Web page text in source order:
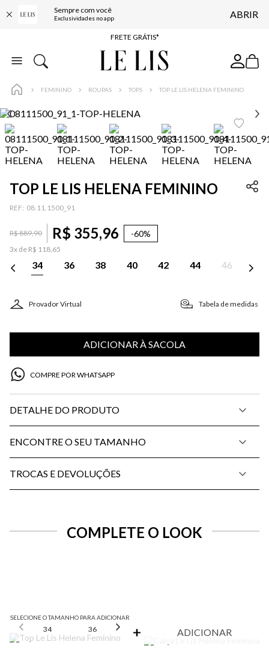
Sempre com você
Exclusividades no app ABRIR
ENTREGA EXPRESSA*
FRETE GRÁTIS*
BAIXE O APP
FEMININO ROUPAS TOPS TOP LE LIS HELENA FEMININO
TOP LE LIS HELENA FEMININO
: 08.11.1500_91
R$889,90 R$ 355,96 -60%
3x de R$ 118,65
34 36 38 40 42 44 46
Provador Virtual Tabela de medidas
ADICIONAR À SACOLA
COMPRE POR WHATSAPP
DETALHE DO PRODUTO
ENCONTRE O SEU TAMANHO
TROCAS E DEVOLUÇÕES
COMPLETE O LOOK
SELECIONE O TAMANHO PARA ADICIONAR
34 36 38 40 42
ADICIONAR